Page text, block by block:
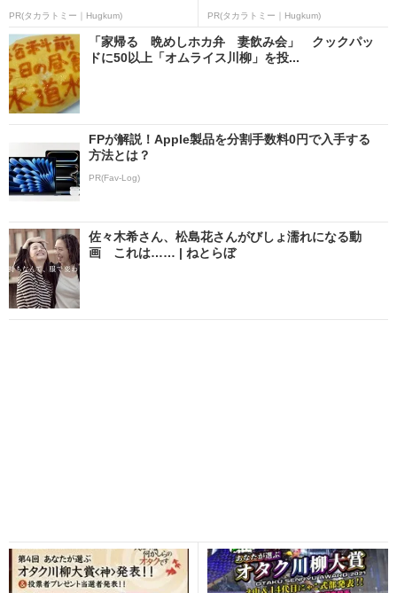
PR(タカラトミー｜Hugkum) PR(タカラトミー｜Hugkum)
「家帰る 晩めしホカ弁 妻飲み会」 クックパッ
ドに50以上「オムライス川柳」を投...
FPが解説！Apple製品を分割手数料0円で入手する
方法とは？
PR(Fav-Log)
佐々木希さん、松島花さんがびしょ濡れになる動
画 これは…… | ねとらぼ